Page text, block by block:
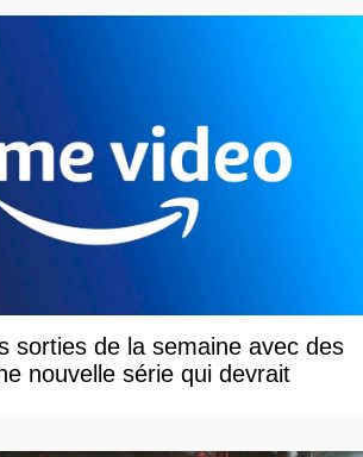
sorties de la semaine avec des
nouvelle série qui devrait